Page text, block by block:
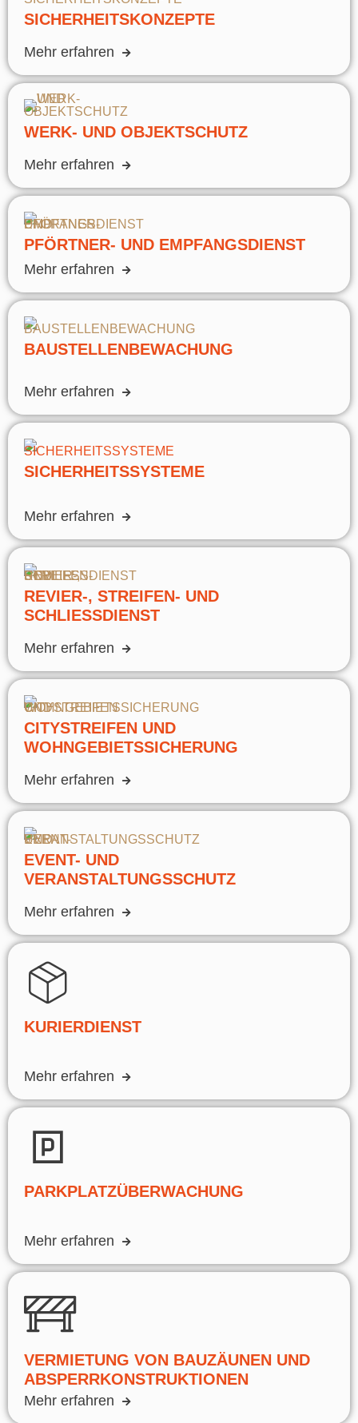
SICHERHEITSKONZEPTE
Mehr erfahren
WERK- UND OBJEKTSCHUTZ
Mehr erfahren
PFÖRTNER- UND EMPFANGSDIENST
Mehr erfahren
BAUSTELLENBEWACHUNG
Mehr erfahren
SICHERHEITSSYSTEME
Mehr erfahren
REVIER-, STREIFEN- UND
SCHLIESSDIENST
Mehr erfahren
CITYSTREIFEN UND
WOHNGEBIETSSICHERUNG
Mehr erfahren
EVENT- UND
VERANSTALTUNGSSCHUTZ
Mehr erfahren
KURIERDIENST
Mehr erfahren
PARKPLATZÜBERWACHUNG
Mehr erfahren
VERMIETUNG VON BAUZÄUNEN UND
ABSPERRKONSTRUKTIONEN
Mehr erfahren